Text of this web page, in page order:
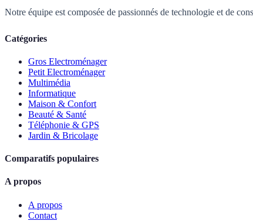
Notre équipe est composée de passionnés de technologie et de
Catégories
Gros Electroménager
Petit Electroménager
Multimédia
Informatique
Maison & Confort
Beauté & Santé
Téléphonie & GPS
Jardin & Bricolage
Comparatifs populaires
A propos
A propos
Contact